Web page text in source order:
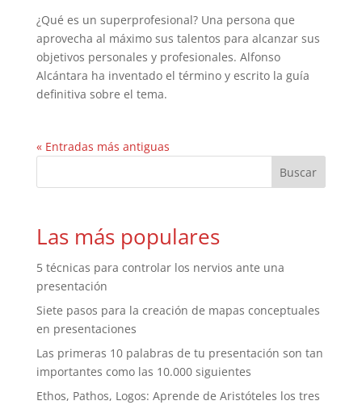
¿Qué es un superprofesional? Una persona que
aprovecha al máximo sus talentos para alcanzar sus
objetivos personales y profesionales. Alfonso
Alcántara ha inventado el término y escrito la guía
definitiva sobre el tema.
« Entradas más antiguas
Las más populares
5 técnicas para controlar los nervios ante una
presentación
Siete pasos para la creación de mapas conceptuales
en presentaciones
Las primeras 10 palabras de tu presentación son tan
importantes como las 10.000 siguientes
Ethos, Pathos, Logos: Aprende de Aristóteles los tres